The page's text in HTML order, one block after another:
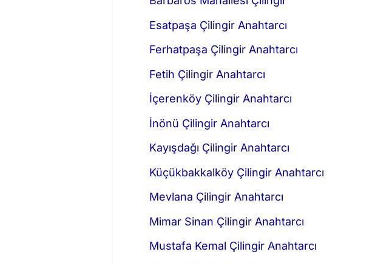
Esatpaşa Çilingir Anahtarcı
Ferhatpaşa Çilingir Anahtarcı
Fetih Çilingir Anahtarcı
İçerenköy Çilingir Anahtarcı
İnönü Çilingir Anahtarcı
Kayışdağı Çilingir Anahtarcı
Küçükbakkalköy Çilingir Anahtarcı
Mevlana Çilingir Anahtarcı
Mimar Sinan Çilingir Anahtarcı
Mustafa Kemal Çilingir Anahtarcı